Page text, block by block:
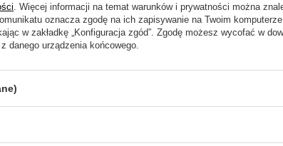
. Więcej informacji na temat warunków i prywatności można
oznacza zgodę na ich zapisywanie na Twoim
w zakładkę „Konfiguracja zgód”. Zgodę możesz wycofać w
danego urządzenia końcowego.